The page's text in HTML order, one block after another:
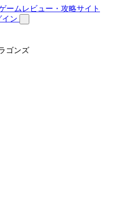
イン
ゴンズ